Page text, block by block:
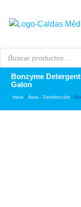
Bonzyme
Galon
Inicio / Aseo - Desinfección /